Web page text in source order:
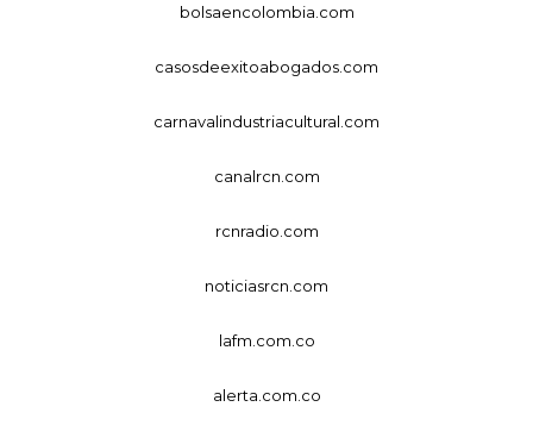
bolsaencolombia.com
casosdeexitoabogados.com
carnavalindustriacultural.com
canalrcn.com
rcnradio.com
noticiasrcn.com
lafm.com.co
alerta.com.co